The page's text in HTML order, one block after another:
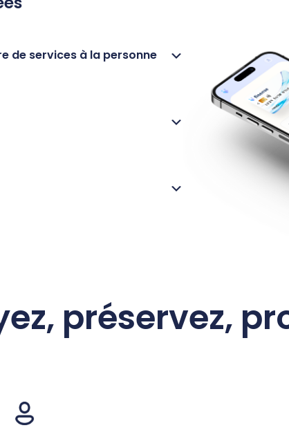
de services à la personne
préservez,